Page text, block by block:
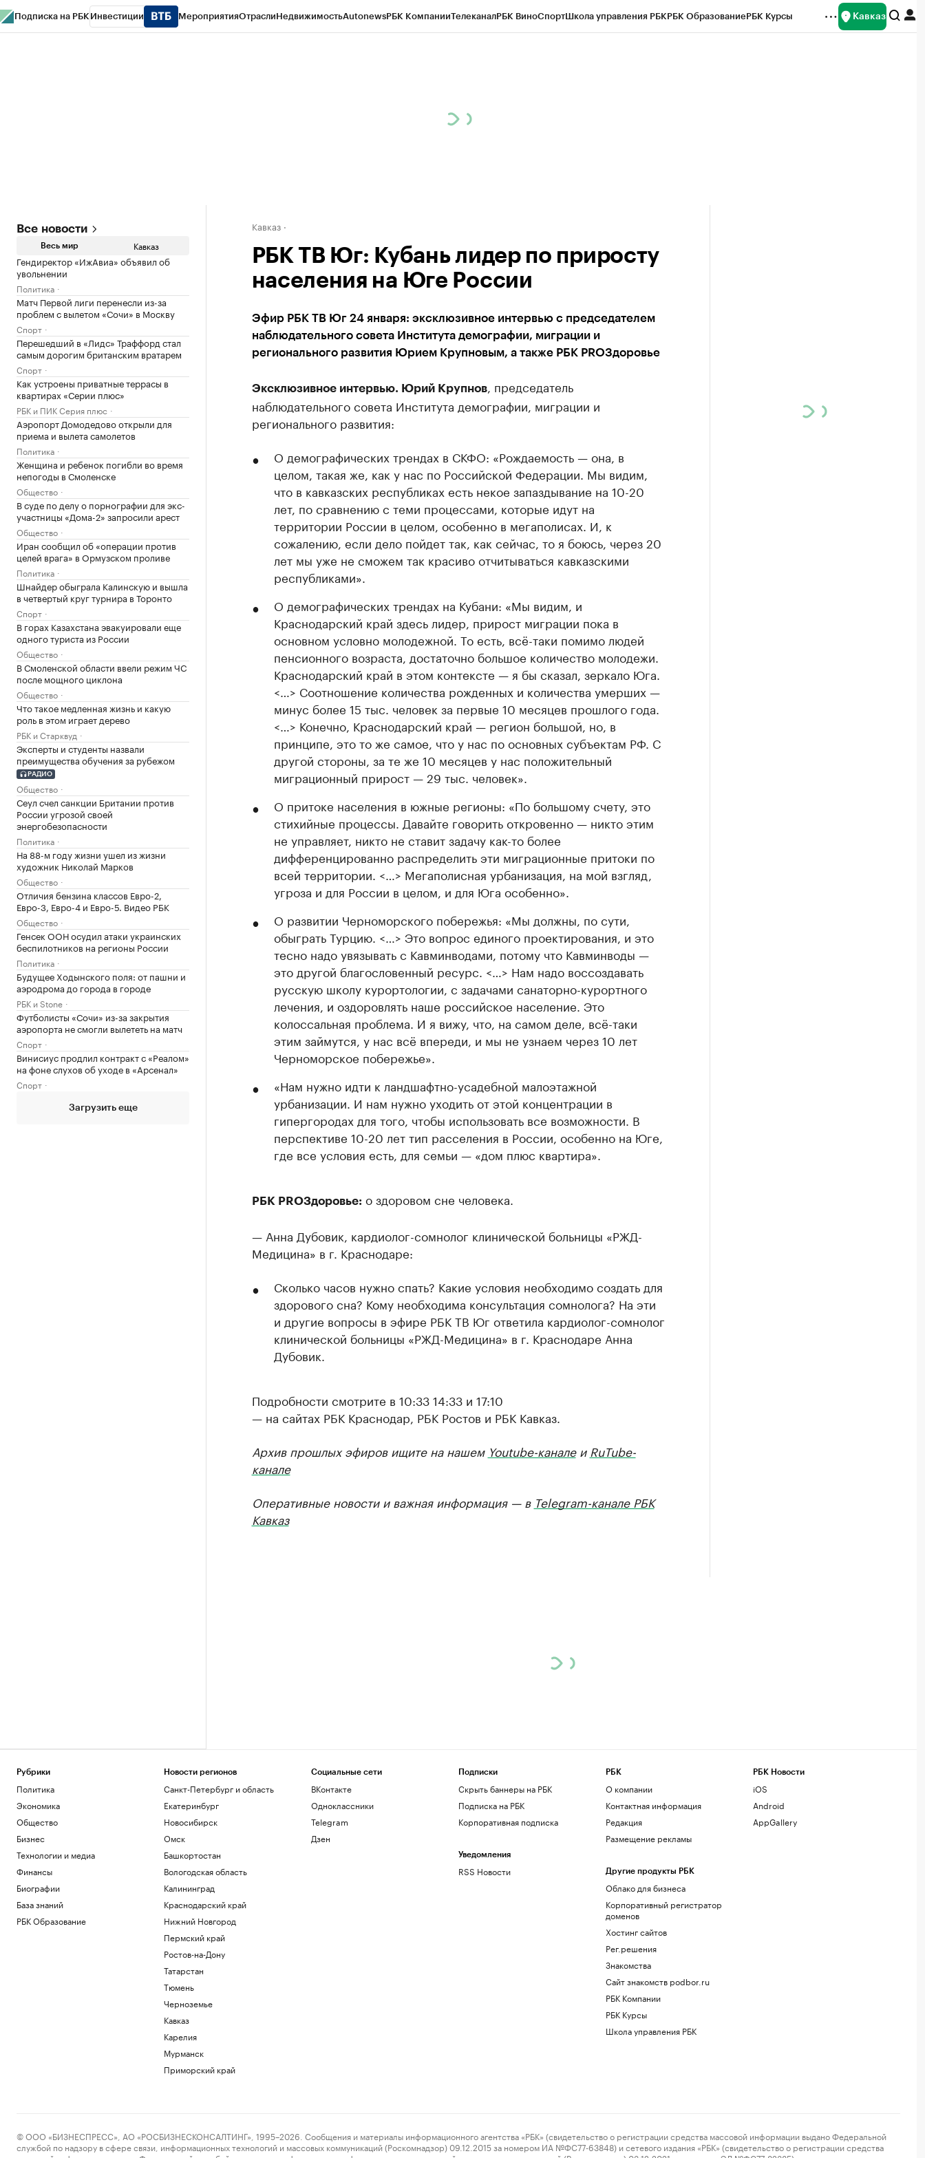
Подписка на РБК Инвестиции МероприятияОтраслиНедвижимостьAutonewsРБК КомпанииТелеканалРБК ВиноСпортШкола управления РБКРБК ОбразованиеРБК Курсы Кавказ
Все новости
Весь мир Кавказ
Гендиректор «ИжАвиа» объявил об
увольнении
Политика
Матч Первой лиги перенесли из-за
проблем с вылетом «Сочи» в Москву
Спорт
Перешедший в «Лидс» Траффорд стал
самым дорогим британским вратарем
Спорт
Как устроены приватные террасы в
квартирах «Серии плюс»
РБК и ПИК Серия плюс
Аэропорт Домодедово открыли для
приема и вылета самолетов
Политика
Женщина и ребенок погибли во время
непогоды в Смоленске
Общество
В суде по делу о порнографии для экс-
участницы «Дома-2» запросили арест
Общество
Иран сообщил об «операции против
целей врага» в Ормузском проливе
Политика
Шнайдер обыграла Калинскую и вышла
в четвертый круг турнира в Торонто
Спорт
В горах Казахстана эвакуировали еще
одного туриста из России
Общество
В Смоленской области ввели режим ЧС
после мощного циклона
Общество
Что такое медленная жизнь и какую
роль в этом играет дерево
РБК и Старквуд
Эксперты и студенты назвали
преимущества обучения за рубежом
РАДИО
Общество
Сеул счел санкции Британии против
России угрозой своей
энергобезопасности
Политика
На 88-м году жизни ушел из жизни
художник Николай Марков
Общество
Отличия бензина классов Евро-2,
Евро-3, Евро-4 и Евро-5. Видео РБК
Общество
Генсек ООН осудил атаки украинских
беспилотников на регионы России
Политика
Будущее Ходынского поля: от пашни и
аэродрома до города в городе
РБК и Stone
Футболисты «Сочи» из-за закрытия
аэропорта не смогли вылететь на матч
Спорт
Винисиус продлил контракт с «Реалом»
на фоне слухов об уходе в «Арсенал»
Спорт
Загрузить еще
Кавказ
РБК ТВ Юг: Кубань лидер по приросту
населения на Юге России
Эфир РБК ТВ Юг 24 января: эксклюзивное интервью с председателем
наблюдательного совета Института демографии, миграции и
регионального развития Юрием Крупновым, а также РБК PROЗдоровье
Эксклюзивное интервью. Юрий Крупнов, председатель
наблюдательного совета Института демографии, миграции и
регионального развития:
О демографических трендах в СКФО: «Рождаемость — она, в
целом, такая же, как у нас по Российской Федерации. Мы видим,
что в кавказских республиках есть некое запаздывание на 10-20
лет, по сравнению с теми процессами, которые идут на
территории России в целом, особенно в мегаполисах. И, к
сожалению, если дело пойдет так, как сейчас, то я боюсь, через 20
лет мы уже не сможем так красиво отчитываться кавказскими
республиками».
О демографических трендах на Кубани: «Мы видим, и
Краснодарский край здесь лидер, прирост миграции пока в
основном условно молодежной. То есть, всё-таки помимо людей
пенсионного возраста, достаточно большое количество молодежи.
Краснодарский край в этом контексте — я бы сказал, зеркало Юга.
<…> Соотношение количества рожденных и количества умерших —
минус более 15 тыс. человек за первые 10 месяцев прошлого года.
<…> Конечно, Краснодарский край — регион большой, но, в
принципе, это то же самое, что у нас по основных субъектам РФ. С
другой стороны, за те же 10 месяцев у нас положительный
миграционный прирост — 29 тыс. человек».
О притоке населения в южные регионы: «По большому счету, это
стихийные процессы. Давайте говорить откровенно — никто этим
не управляет, никто не ставит задачу как-то более
дифференцированно распределить эти миграционные притоки по
всей территории. <…> Мегаполисная урбанизация, на мой взгляд,
угроза и для России в целом, и для Юга особенно».
О развитии Черноморского побережья: «Мы должны, по сути,
обыграть Турцию. <…> Это вопрос единого проектирования, и это
тесно надо увязывать с Кавминводами, потому что Кавминводы —
это другой благословенный ресурс. <…> Нам надо воссоздавать
русскую школу курортологии, с задачами санаторно-курортного
лечения, и оздоровлять наше российское население. Это
колоссальная проблема. И я вижу, что, на самом деле, всё-таки
этим займутся, у нас всё впереди, и мы не узнаем через 10 лет
Черноморское побережье».
«Нам нужно идти к ландшафтно-усадебной малоэтажной
урбанизации. И нам нужно уходить от этой концентрации в
гипергородах для того, чтобы использовать все возможности. В
перспективе 10-20 лет тип расселения в России, особенно на Юге,
где все условия есть, для семьи — «дом плюс квартира».
РБК PROЗдоровье:о здоровом сне человека.
— Анна Дубовик, кардиолог-сомнолог клинической больницы «РЖД-
Медицина» в г. Краснодаре:
Сколько часов нужно спать? Какие условия необходимо создать для
здорового сна? Кому необходима консультация сомнолога? На эти
и другие вопросы в эфире РБК ТВ Юг ответила кардиолог-сомнолог
клинической больницы «РЖД-Медицина» в г. Краснодаре Анна
Дубовик.
Подробности смотрите в 10:33 14:33 и 17:10
— на сайтах РБК Краснодар, РБК Ростов и РБК Кавказ.
Архив прошлых эфиров ищите на нашем Youtube-каналеи RuTube-
канале
Оперативные новости и важная информация — в Telegram-канале РБК
Кавказ
Рубрики
Политика
Экономика
Общество
Бизнес
Технологии и медиа
Финансы
Биографии
База знаний
РБК Образование
Новости регионов
Санкт-Петербург и область
Екатеринбург
Новосибирск
Омск
Башкортостан
Вологодская область
Калининград
Краснодарский край
Нижний Новгород
Пермский край
Ростов-на-Дону
Татарстан
Тюмень
Черноземье
Кавказ
Карелия
Мурманск
Приморский край
Социальные сети
ВКонтакте
Одноклассники
Telegram
Дзен
Подписки
Скрыть баннеры на РБК
Подписка на РБК
Корпоративная подписка
Уведомления
RSS Новости
РБК
О компании
Контактная информация
Редакция
Размещение рекламы
Другие продукты РБК
Облако для бизнеса
Корпоративный регистратор
доменов
Хостинг сайтов
Рег.решения
Знакомства
Сайт знакомств podbor.ru
РБК Компании
РБК Курсы
Школа управления РБК
РБК Новости
iOS
Android
AppGallery
© ООО «БИЗНЕСПРЕСС», АО «РОСБИЗНЕСКОНСАЛТИНГ», 1995–2026. Сообщения и материалы информационного агентства «РБК» (свидетельство о регистрации средства массовой информации выдано Федеральной
службой по надзору в сфере связи, информационных технологий и массовых коммуникаций (Роскомнадзор) 09.12.2015 за номером ИА №ФС77-63848) и сетевого издания «РБК» (свидетельство о регистрации средства